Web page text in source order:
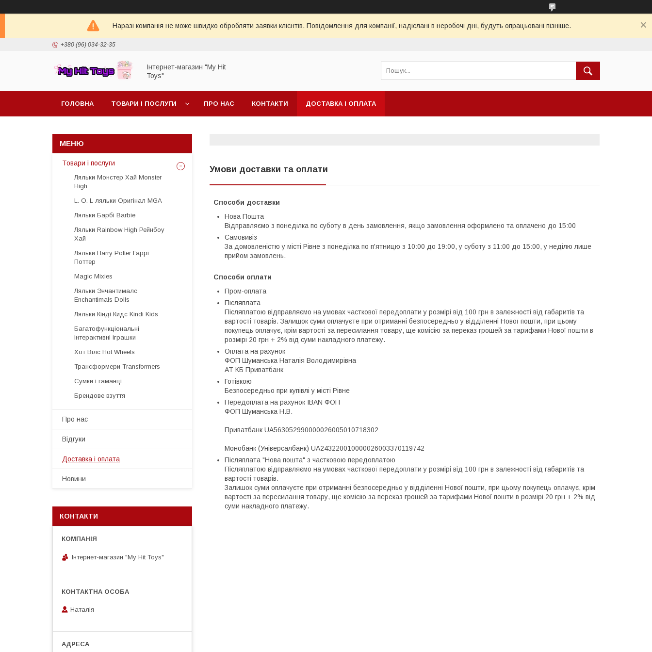
Наразі компанія не може швидко обробляти заявки клієнтів. Повідомлення для компанії, надіслані в неробочі дні, будуть опрацьовані пізніше.
+380 (96) 034-32-35
Інтернет-магазин "My Hit
Toys"
ГОЛОВНА ТОВАРИ І ПОСЛУГИ ПРО НАС КОНТАКТИ ДОСТАВКА І ОПЛАТА
Умови доставки та оплати
Способи доставки
Нова Пошта
Відправляємо з понеділка по суботу в день замовлення, якщо замовлення оформлено та оплачено до 15:00
Самовивіз
За домовленістю у місті Рівне з понеділка по п'ятницю з 10:00 до 19:00, у суботу з 11:00 до 15:00, у неділю лише
прийом замовлень.
Способи оплати
Пром-оплата
Післяплата
Післяплатою відправляємо на умовах часткової передоплати у розмірі від 100 грн в залежності від габаритів та
вартості товарів. Залишок суми оплачуєте при отриманні безпосередньо у відділенні Нової пошти, при цьому
покупець оплачує, крім вартості за пересилання товару, ще комісію за переказ грошей за тарифами Нової пошти в
розмірі 20 грн + 2% від суми накладного платежу.
Оплата на рахунок
ФОП Шуманська Наталія Володимирівна
АТ КБ Приватбанк
Готівкою
Безпосередньо при купівлі у місті Рівне
Передоплата на рахунок IBAN ФОП
ФОП Шуманська Н.В.
Приватбанк UA563052990000026005010718302
Монобанк (Універсалбанк) UA243220010000026003370119742
Післяплата "Нова пошта" з частковою передоплатою
Післяплатою відправляємо на умовах часткової передоплати у розмірі від 100 грн в залежності від габаритів та
вартості товарів.
Залишок суми оплачуєте при отриманні безпосередньо у відділенні Нової пошти, при цьому покупець оплачує, крім
вартості за пересилання товару, ще комісію за переказ грошей за тарифами Нової пошти в розмірі 20 грн + 2% від
суми накладного платежу.
Товари і послуги
Ляльки Монстер Хай Monster
High
L. O. L ляльки Оригінал MGA
Ляльки Барбі Barbie
Ляльки Rainbow High Рейнбоу
Хай
Ляльки Harry Potter Гаррі
Поттер
Magic Mixies
Ляльки Энчантималс
Enchantimals Dolls
Ляльки Кінді Кидс Kindi Kids
Багатофункціональні
інтерактивні іграшки
Хот Вілс Hot Wheels
Трансформери Transformers
Сумки і гаманці
Брендове взуття
Про нас
Відгуки
Доставка і оплата
Новини
КОНТАКТИ
Інтернет-магазин "My Hit Toys"
Наталія